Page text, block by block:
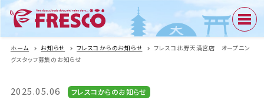
ホーム お知らせ フレスコからのお知らせ
フレスコ北野天満宮店 オープニン
グスタッフ募集のお知らせ
2025.05.06 フレスコからのお知らせ